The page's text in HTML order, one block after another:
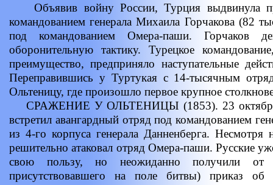
Объявив войну России, Турция выдвинула
командованием генерала Михаила Горчакова (82
под командованием Омера-паши. Горчаков
оборонительную тактику. Турецкое
преимущество, предприняло наступательные
Переправившись у Туртукая с 14-тысячным
Ольтеницу, где произошло первое крупное
СРАЖЕНИЕ У ОЛЬТЕНИЦЫ (1853). 23 октября
встретил авангардный отряд под командованием
из 4-го корпуса генерала Данненберга. Несмотря
решительно атаковал отряд Омера-паши. Русские
свою пользу, но неожиданно получили от
присутствовавшего на поле битвы) приказ об